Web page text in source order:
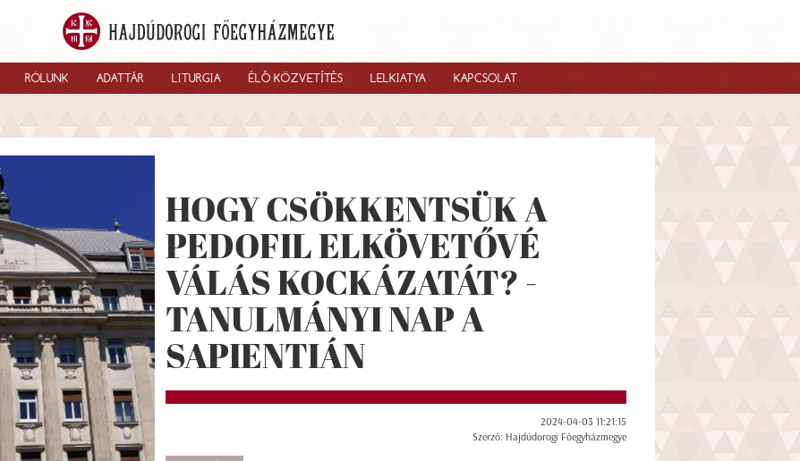
RÓLUNK ADATTÁR LITURGIA ÉLŐ KÖZVETÍTÉS LELKIATYA KAPCSOLAT
HOGY CSÖKKENTSÜK A
PEDOFIL ELKÖVETŐVÉ
VÁLÁS KOCKÁZATÁT? -
TANULMÁNYI NAP A
SAPIENTIÁN
2024-04-03 11:21:15
Szerző: Hajdúdorogi Főegyházmegye